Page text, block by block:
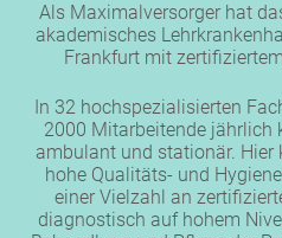
Als Maximalversorger hat
akademisches
Frankfurt mit
In 32 hochspezialisierten
2000 Mitarbeitende jährlich
ambulant und stationär. Hier
hohe Qualitäts- und
einer Vielzahl an
diagnostisch auf hohem